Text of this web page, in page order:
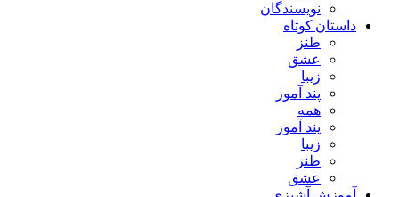
نویسندگان
داستان کوتاه
طنز
عشق
زیبا
پند آموز
همه
پند آموز
زیبا
طنز
عشق